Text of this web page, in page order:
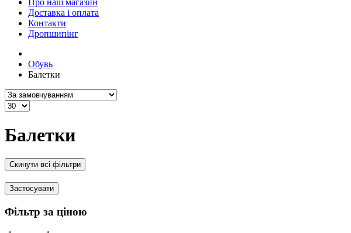
Про наш магазин
Доставка і оплата
Контакти
Дропшипінг
Обувь
Балетки
Балетки
Скинути всі фільтри
Застосувати
Фільтр за ціною